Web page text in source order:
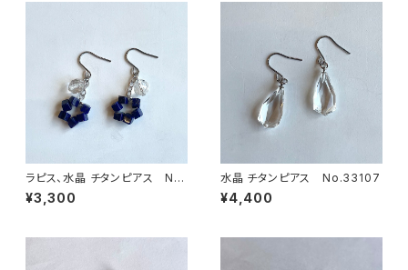
ラピス、水晶 チタンピアス No.
33111
¥3,300
水晶 チタンピアス No.33107
¥4,400